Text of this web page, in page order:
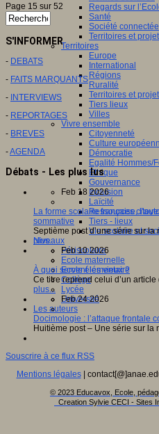
Regards sur
Santé
Société connectée
Territoires et
Territoires
Europe
International
Régions
Ruralité
Territoires et
Tiers lieux
Villes
Vivre ensemble
Citoyenneté
Culture
Démocratie
Egalité Hommes/
Ethique
Gouvernance
Inclusion
Laïcité
Ressources
Tiers - lieux
Vie scolaire et
Niveaux
Périscolaire
Ecole maternelle
Ecole élémentaire
Collège
Lycée
Université
Les auteurs
Page 15 sur 52
S'INFORMER
- DEBATS
- FAITS MARQUANTS
- INTERVIEWS
- REPORTAGES
- BREVES
-AGENDA
Débats - Les plus lus
Feb 18 2026
La forme scolaire française,
sommative
Septième post d’une série sur
plus...
Feb 10 2026
À quoi servent les vieux ?
Ce titre reprend celui d’un
plus...
Feb 24 2026
Docimologie : l’attaque frontale
Huitième post – Une série sur la
Souscrire à ce flux RSS
Mentions légales|
© 2023 Educavox, Ecole,
Creation Sylvie CECI - Sites